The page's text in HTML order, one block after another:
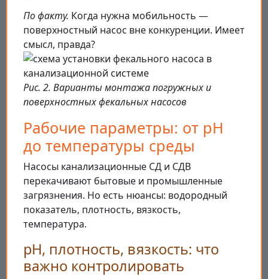
По факту. Когда нужна мобильность —
поверхностный насос вне конкуренции. Имеет
смысл, правда?
Рис. 2. Варианты монтажа погружных и
поверхностных фекальных насосов
Рабочие параметры: от pH
до температуры среды
Насосы канализационные СД и СДВ
перекачивают бытовые и промышленные
загрязнения. Но есть нюансы: водородный
показатель, плотность, вязкость,
температура.
pH, плотность, вязкость: что
важно контролировать